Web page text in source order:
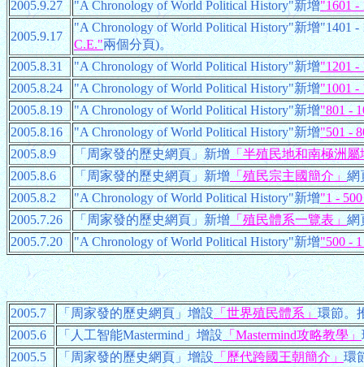
2005.9.27
"A Chronology of World Political History"新增"1601 -
2005.9.17
"A Chronology of World Political History"新增"1401
C.E."兩個分頁)。
2005.8.31
"A Chronology of World Political History"新增"1201 -
2005.8.24
"A Chronology of World Political History"新增"1001 -
2005.8.19
"A Chronology of World Political History"新增"801 -
2005.8.16
"A Chronology of World Political History"新增"501 -
2005.8.9
「周家發的歷史網頁」新增「半殖民地和南極洲屬
2005.8.6
「周家發的歷史網頁」新增「殖民宗主國簡介」網
2005.8.2
"A Chronology of World Political History"新增"1 -
2005.7.26
「周家發的歷史網頁」新增「殖民體系一覽表」網
2005.7.20
"A Chronology of World Political History"新增"500 -
2005.7 「周家發的歷史網頁」增設「世界殖民體系」環節。
2005.6
「人工智能Mastermind」增設「Mastermind攻略教學」
2005.5
「周家發的歷史網頁」增設「歷代跨國王朝簡介」環